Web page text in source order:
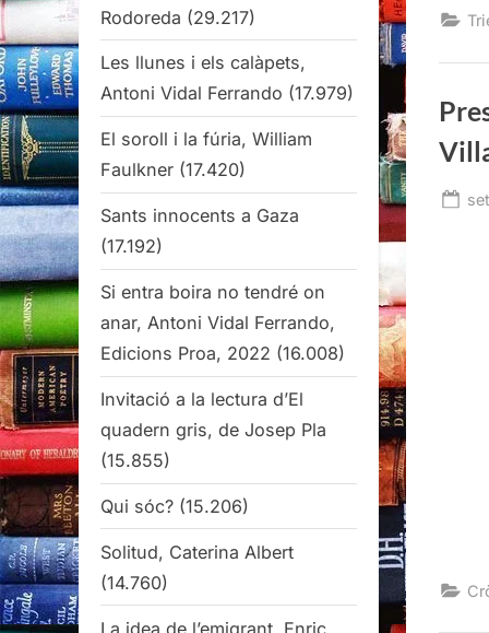
Rodoreda (29.217)
Les llunes i els calàpets,
Antoni Vidal Ferrando (17.979)
El soroll i la fúria, William
Faulkner (17.420)
Sants innocents a Gaza
(17.192)
Si entra boira no tendré on
anar, Antoni Vidal Ferrando,
Edicions Proa, 2022 (16.008)
Invitació a la lectura d’El
quadern gris, de Josep Pla
(15.855)
Qui sóc? (15.206)
Solitud, Caterina Albert
(14.760)
La idea de l’emigrant, Enric